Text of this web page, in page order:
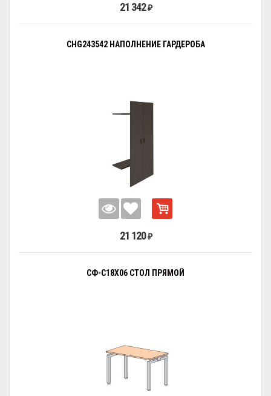
21 342 ₽
CHG243542 НАПОЛНЕНИЕ ГАРДЕРОБА
21 120 ₽
СФ-С18Х06 СТОЛ ПРЯМОЙ